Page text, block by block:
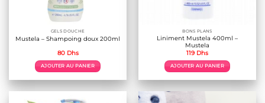
GELS DOUCHE
Mustela – Shampoing doux 200ml
80 Dhs
AJOUTER AU PANIER
BONS PLANS
Liniment Mustela 400ml –
Mustela
119 Dhs
AJOUTER AU PANIER